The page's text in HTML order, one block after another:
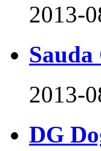
2013-
Sauda
2013-
DG